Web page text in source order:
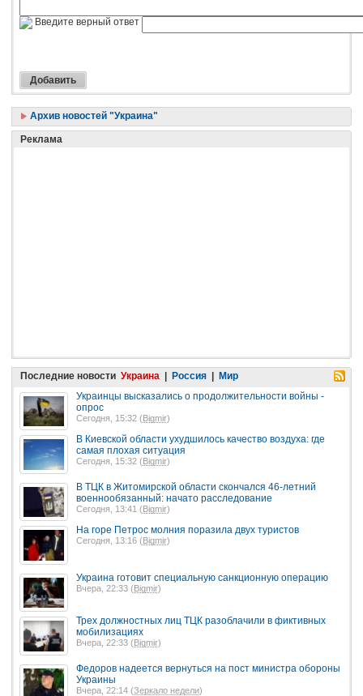
Введите верный ответ
Архив новостей "Украина"
Реклама
Последние новости Украина | Россия | Мир
Украинцы высказались о продолжительности войны -
опрос
Сегодня, 15:32 (Bigmir)
В Киевской области ухудшилось качество воздуха: где
самая плохая ситуация
Сегодня, 15:32 ( Bigmir)
В ТЦК в Житомирской области скончался 46-летний
военнообязанный: начато расследование
Сегодня, 13:41 (Bigmir)
На горе Петрос молния поразила двух туристов
Сегодня, 13:16 ( Bigmir)
Украина готовит специальную санкционную операцию
Вчера, 22:33 (Bigmir)
Трех должностных лиц ТЦК разоблачили в фиктивных
мобилизациях
Вчера, 22:33 ( Bigmir)
Федоров надеется вернуться на пост министра обороны
Украины
Вчера, 22:14 (Зеркало недели)